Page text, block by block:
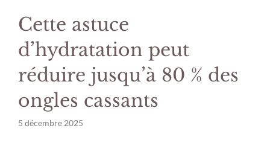
Cette astuce
d’hydratation peut
réduire jusqu’à 80 % des
ongles cassants
5 décembre 2025